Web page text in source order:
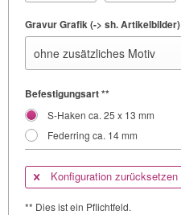
Gravur Grafik (-> sh. Artikelbilder)
Befestigungsart **
S-Haken ca. 25 x 13 mm
Federring ca. 14 mm
Konfiguration zurücksetzen
** Dies ist ein Pflichtfeld.